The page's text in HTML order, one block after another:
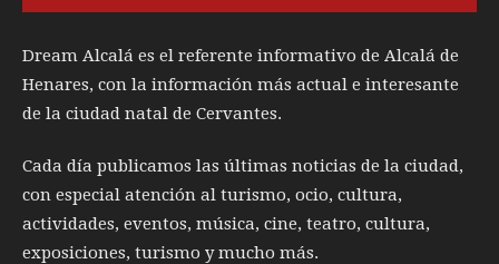
Dream Alcalá es el referente informativo de Alcalá de
Henares, con la información más actual e interesante
de la ciudad natal de Cervantes.
Cada día publicamos las últimas noticias de la ciudad,
con especial atención al turismo, ocio, cultura,
actividades, eventos, música, cine, teatro, cultura,
exposiciones, turismo y mucho más.